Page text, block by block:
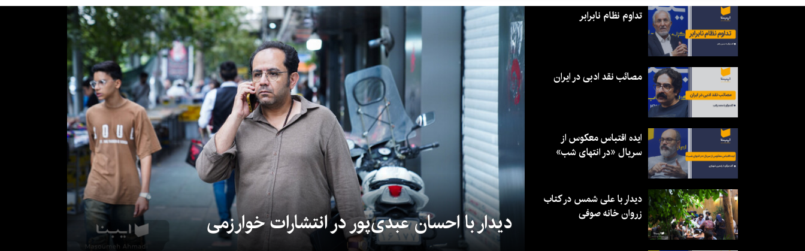
دیدار با احسان عبدی‌پور در انتشارات خوارزمی
تداوم نظام نابرابر
مصائب نقد ادبی در ایران
ایده اقتباس معکوس از
سریال «در انتهای شب»
دیدار با علی شمس در کتاب
زروان خانه صوفی